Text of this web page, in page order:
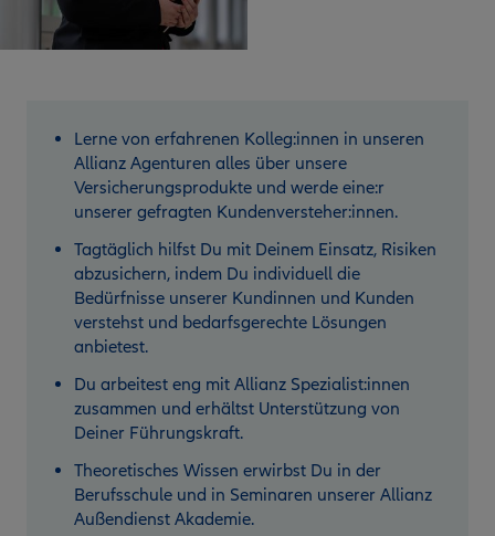
Lerne von erfahrenen Kolleg:innen in unseren
Allianz Agenturen alles über unsere
Versicherungsprodukte und werde eine:r
unserer gefragten Kundenversteher:innen.
Tagtäglich hilfst Du mit Deinem Einsatz, Risiken
abzusichern, indem Du individuell die
Bedürfnisse unserer Kundinnen und Kunden
verstehst und bedarfsgerechte Lösungen
anbietest.
Du arbeitest eng mit Allianz Spezialist:innen
zusammen und erhältst Unterstützung von
Deiner Führungskraft.
Theoretisches Wissen erwirbst Du in der
Berufsschule und in Seminaren unserer Allianz
Außendienst Akademie.